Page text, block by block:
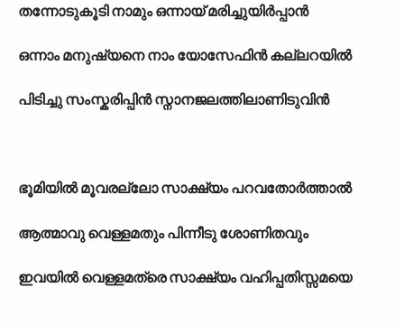
തന്നോടുകൂടി നാമും ഒന്നായ് മരിച്ചുയിർപ്പാൻ
ഒന്നാം മനുഷ്യനെ നാം യോസേഫിൻ കല്ലറയിൽ
പിടിച്ചു സംസ്കരിപ്പിൻ സ്നാനജലത്തിലാണിടുവിൻ
ഭൂമിയിൽ മൂവരല്ലോ സാക്ഷ്യം പറവതോർത്താൽ
ആത്മാവു വെള്ളമതും പിന്നീടു ശോണിതവും
ഇവയിൽ വെള്ളമത്രെ സാക്ഷ്യം വഹിപ്പതിസ്സമയെ